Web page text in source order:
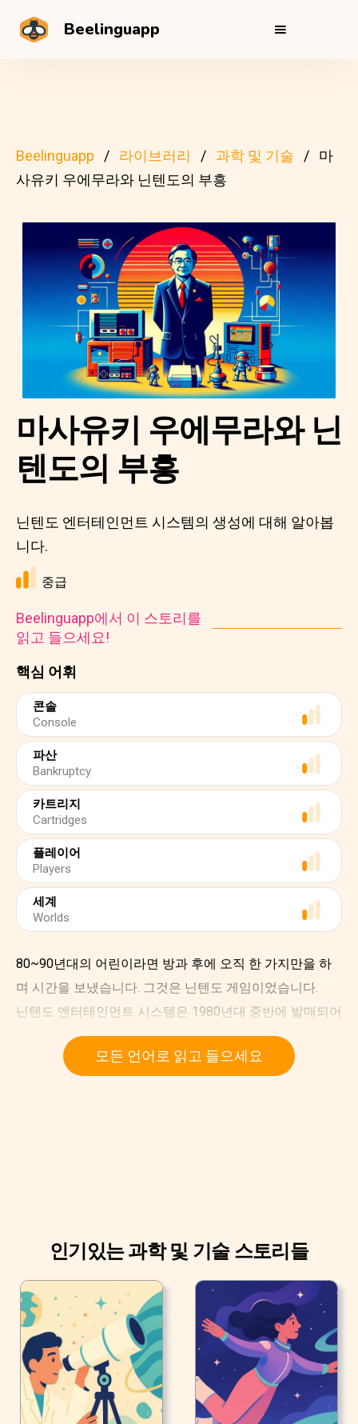
Beelinguapp
Beelinguapp 라이브러리 과학 및 기술
마
사유키 우에무라와 닌텐도의 부흥
핵심 어휘
콘솔
Console
파산
Bankruptcy
카트리지
Cartridges
플레이어
Players
세계
Worlds
마사유키 우에무라와 닌
텐도의 부흥
닌텐도 엔터테인먼트 시스템의 생성에 대해 알아봅
니다.
중급
Beelinguapp에서 이 스토리를
읽고 들으세요!
80~90년대의 어린이라면 방과 후에 오직 한 가지만을 하
며 시간을 보냈습니다. 그것은 닌텐도 게임이었습니다.
닌텐도 엔터테인먼트 시스템은 1980년대 중반에 발매되어
베스트 셀러 게임 콘솔이 되었습니다. 이런 꿈은 당시 가장
창조적인 인물 중의 하나인 마사유키 우에무라가 없었다면
모든 언어로 읽고 들으세요
인기있는 과학 및 기술 스토리들